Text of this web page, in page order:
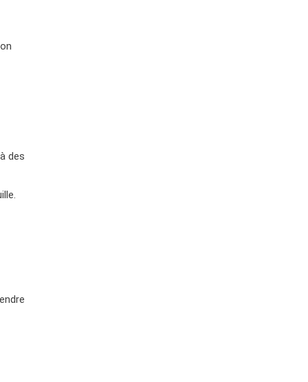
des